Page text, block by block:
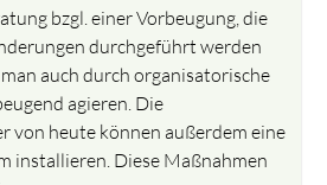
bzgl. einer Vorbeugung, die
durchgeführt werden
auch durch organisatorische
agieren. Die
von heute können außerdem eine
installieren. Diese Maßnahmen